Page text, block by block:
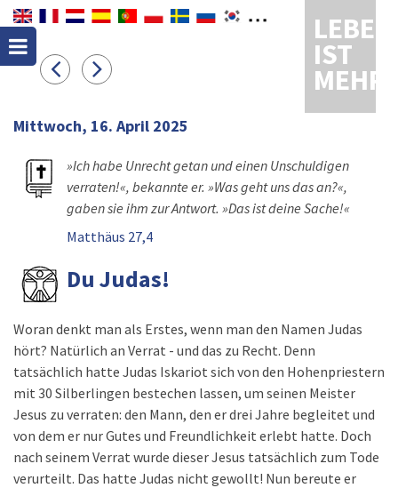
LEBEN
IST
MEHR
Mittwoch, 16. April 2025
»Ich habe Unrecht getan und einen Unschuldigen
verraten!«, bekannte er. »Was geht uns das an?«,
gaben sie ihm zur Antwort. »Das ist deine Sache!«
Matthäus 27,4
Du Judas!
Woran denkt man als Erstes, wenn man den Namen Judas
hört? Natürlich an Verrat - und das zu Recht. Denn
tatsächlich hatte Judas Iskariot sich von den Hohenpriestern
mit 30 Silberlingen bestechen lassen, um seinen Meister
Jesus zu verraten: den Mann, den er drei Jahre begleitet und
von dem er nur Gutes und Freundlichkeit erlebt hatte. Doch
nach seinem Verrat wurde dieser Jesus tatsächlich zum Tode
verurteilt. Das hatte Judas nicht gewollt! Nun bereute er